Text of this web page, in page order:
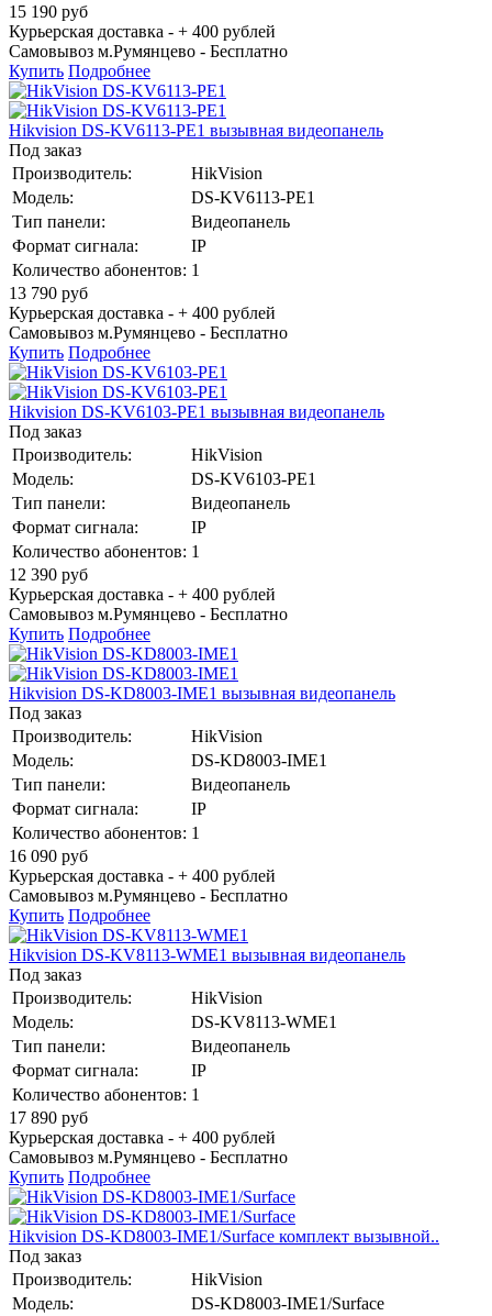
15 190 руб
Курьерская доставка - + 400 рублей
Самовывоз м.Румянцево - Бесплатно
Купить Подробнее
Hikvision DS-KV6113-PE1 вызывная видеопанель
Под заказ
Производитель:
HikVision
Модель:
DS-KV6113-PE1
Тип панели:
Видеопанель
Формат сигнала:
IP
Количество абонентов: 1
13 790 руб
Курьерская доставка - + 400 рублей
Самовывоз м.Румянцево - Бесплатно
Купить Подробнее
Hikvision DS-KV6103-PE1 вызывная видеопанель
Под заказ
Производитель:
HikVision
Модель:
DS-KV6103-PE1
Тип панели:
Видеопанель
Формат сигнала:
IP
Количество абонентов: 1
12 390 руб
Курьерская доставка - + 400 рублей
Самовывоз м.Румянцево - Бесплатно
Купить Подробнее
Hikvision DS-KD8003-IME1 вызывная видеопанель
Под заказ
Производитель:
HikVision
Модель:
DS-KD8003-IME1
Тип панели:
Видеопанель
Формат сигнала:
IP
Количество абонентов: 1
16 090 руб
Курьерская доставка - + 400 рублей
Самовывоз м.Румянцево - Бесплатно
Купить Подробнее
Hikvision DS-KV8113-WME1 вызывная видеопанель
Под заказ
Производитель:
HikVision
Модель:
DS-KV8113-WME1
Тип панели:
Видеопанель
Формат сигнала:
IP
Количество абонентов: 1
17 890 руб
Курьерская доставка - + 400 рублей
Самовывоз м.Румянцево - Бесплатно
Купить Подробнее
Hikvision DS-KD8003-IME1/Surface комплект вызывной..
Под заказ
Производитель:
HikVision
Модель:
DS-KD8003-IME1/Surface